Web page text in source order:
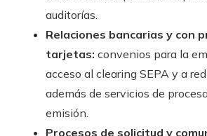
auditorías.
Relaciones bancarias y con
tarjetas: convenios para la
acceso al clearing SEPA y a
además de servicios de
emisión.
Procesos de solicitud y